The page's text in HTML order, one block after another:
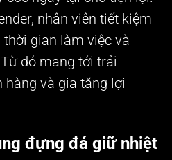
nhân viên tiết kiệm
gian làm việc và
đó mang tới trải
hàng và gia tăng lợi
đựng đá giữ nhiệt